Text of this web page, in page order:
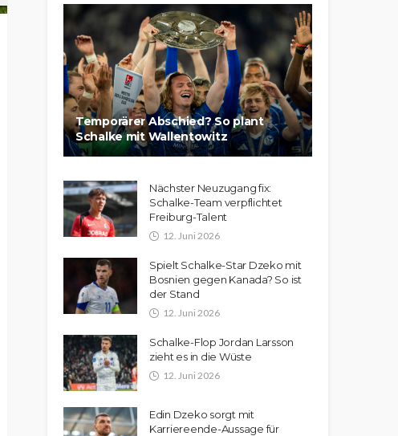
Temporärer Abschied? So plant
Schalke mit Wallentowitz
Nächster Neuzugang fix:
Schalke-Team verpflichtet
Freiburg-Talent
12. Juni 2026
Spielt Schalke-Star Dzeko mit
Bosnien gegen Kanada? So ist
der Stand
12. Juni 2026
Schalke-Flop Jordan Larsson
zieht es in die Wüste
12. Juni 2026
Edin Dzeko sorgt mit
Karriereende-Aussage für